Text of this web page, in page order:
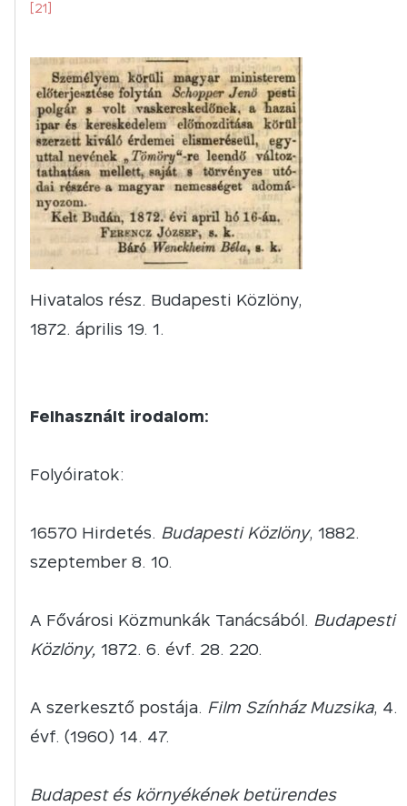
[21]
Hivatalos rész. Budapesti Közlöny,
1872. április 19. 1.
Felhasznált irodalom:
Folyóiratok:
16570 Hirdetés. Budapesti Közlöny, 1882.
szeptember 8. 10.
A Fővárosi Közmunkák Tanácsából. Budapesti
Közlöny, 1872. 6. évf. 28. 220.
A szerkesztő postája. Film Színház Muzsika, 4.
évf. (1960) 14. 47.
Budapest és környékének betürendes